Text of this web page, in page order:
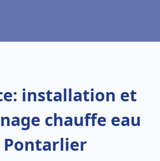
installation et
chauffe eau
Pontarlier